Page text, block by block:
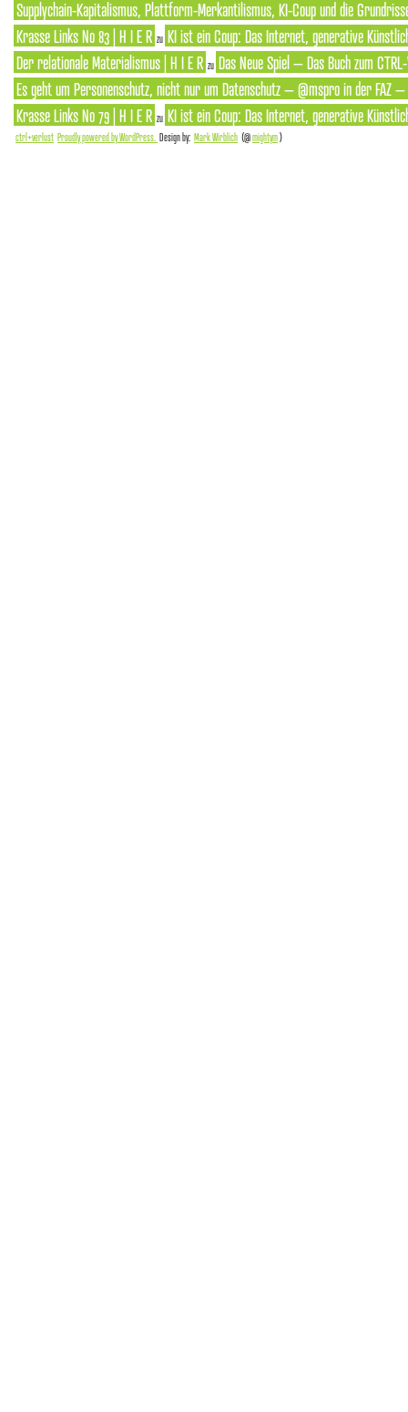
Supplychain-Kapitalismus, Plattform-Merkantilismus, KI-Coup und die
Krasse Links No 83 | H I E R zu KI ist ein Coup: Das Internet, generative
Der relationale Materialismus | H I E R zu Das Neue Spiel – Das Buch zum
Es geht um Personenschutz, nicht nur um Datenschutz – @mspro in der FAZ
Krasse Links No 79 | H I E R zu KI ist ein Coup: Das Internet, generative
ctrl+verlust Proudly powered by WordPress. Design by: Mark Wirblich (@mightym)